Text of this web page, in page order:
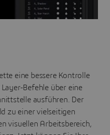
eine bessere Kontrolle
Befehle über eine
ausführen. Der
zu einer vielseitigen
visuellen Arbeitsbereich,